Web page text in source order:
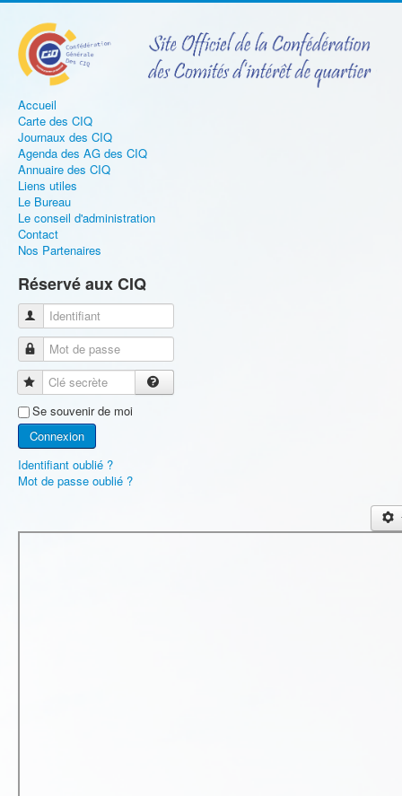
Accueil
Carte des CIQ
Journaux des CIQ
Agenda des AG des CIQ
Annuaire des CIQ
Liens utiles
Le Bureau
Le conseil d'administration
Contact
Nos Partenaires
Réservé aux CIQ
Identifiant
Mot de passe
Clé secrète
Se souvenir de moi
Connexion
Identifiant oublié ?
Mot de passe oublié ?